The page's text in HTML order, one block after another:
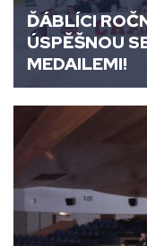
ĎÁBLÍCI
ÚSPĚŠNOU
MEDAILEMI!